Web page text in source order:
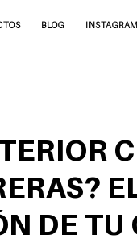
BLOG INSTAGRAM
DE TU